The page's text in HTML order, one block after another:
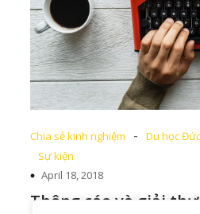
Chia sẻ kinh nghiệm - Du học Đức
Sự kiện
April 18, 2018
Thông cáo và giải